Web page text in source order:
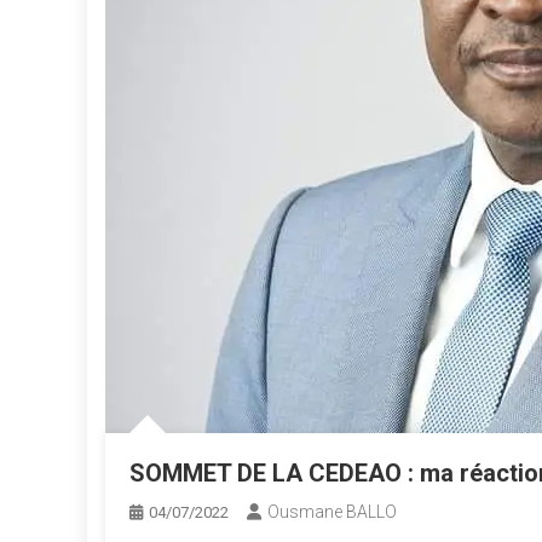
SOMMET DE LA CEDEAO : ma
04/07/2022 Ousmane BALLO